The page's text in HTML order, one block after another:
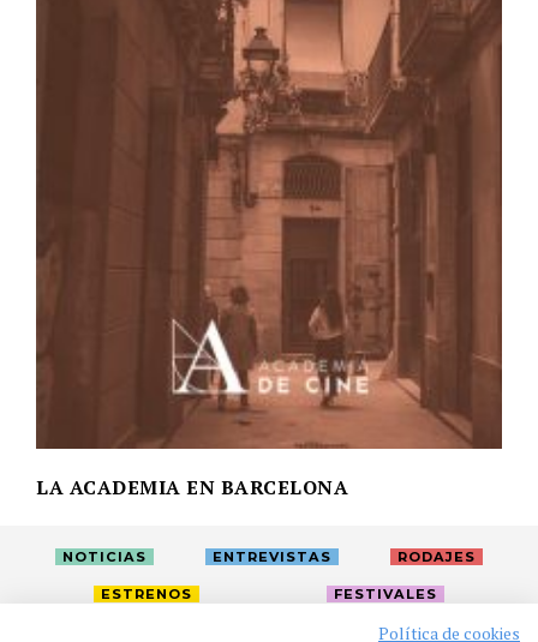
LA ACADEMIA EN BARCELONA
NOTICIAS ENTREVISTAS RODAJES
ESTRENOS FESTIVALES
Política de cookies